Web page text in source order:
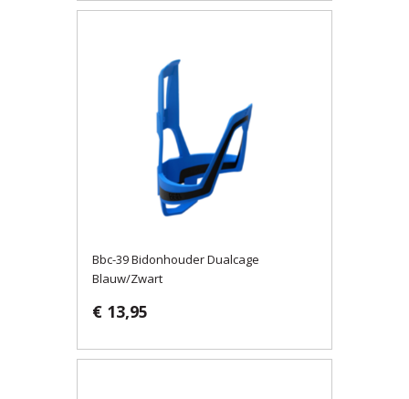
Bbc-39 Bidonhouder Dualcage
Blauw/Zwart
€ 13,95